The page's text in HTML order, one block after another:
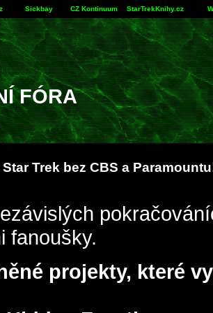
Sickbay CZ Kontinuum StarTrekKnihy.cz
FÓRA
Star Trek bez CBS a
fanoušky.
projekty, které